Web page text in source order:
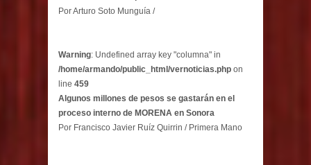
Por Arturo Soto Munguía /
Warning: Undefined array key "columna" in
/home/armando/public_html/vernoticias.php on
line 459
Algunos millones de pesos se gastarán en el
proceso interno de MORENA en Sonora
Por Francisco Javier Ruíz Quirrin / Primera Mano